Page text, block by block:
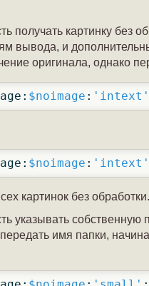
получать картинку без
вывода, и
оригинала, однако
$noimage : 'intext'
$noimage : 'intext'
картинок без обработки.
указывать собственную
имя папки,